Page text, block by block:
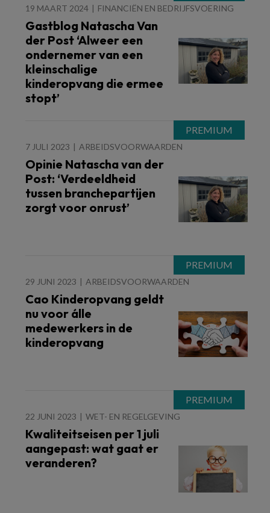
19 MAART 2024 FINANCIËN EN BEDRIJFSVOERING
Gastblog Natascha Van
der Post ‘Alweer een
ondernemer van een
kleinschalige
kinderopvang die ermee
stopt’
7 JULI 2023 ARBEIDSVOORWAARDEN
Opinie Natascha van der
Post: ‘Verdeeldheid
tussen branchepartijen
zorgt voor onrust’
29 JUNI 2023 ARBEIDSVOORWAARDEN
Cao Kinderopvang geldt
nu voor álle
medewerkers in de
kinderopvang
22 JUNI 2023 WET- EN REGELGEVING
Kwaliteitseisen per 1 juli
aangepast: wat gaat er
veranderen?